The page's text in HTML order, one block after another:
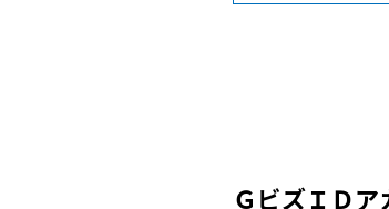
ＧビズＩＤ